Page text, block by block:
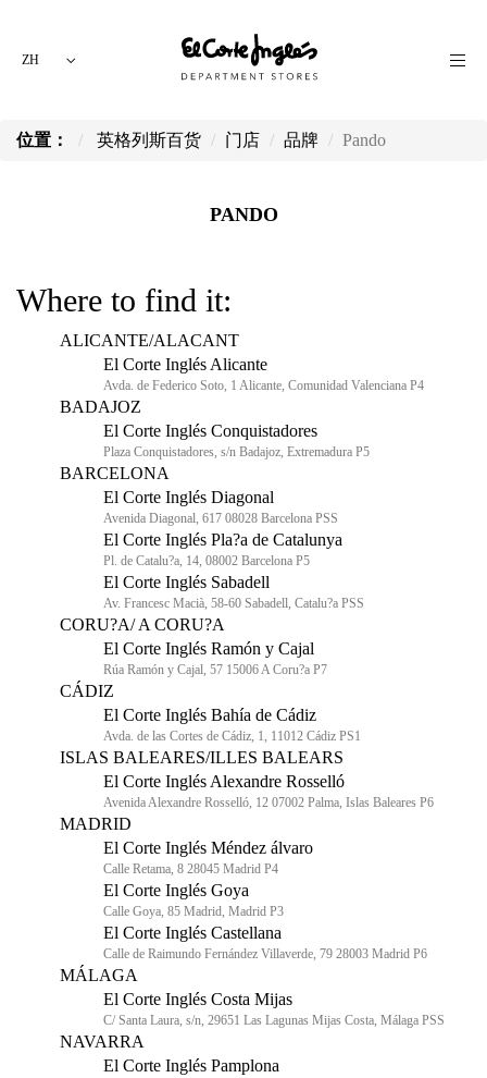
ZH
位置： 英格列斯百货 门店 品牌 Pando
PANDO
Where to find it:
ALICANTE/ALACANT
El Corte Inglés Alicante
Avda. de Federico Soto, 1 Alicante, Comunidad Valenciana P4
BADAJOZ
El Corte Inglés Conquistadores
Plaza Conquistadores, s/n Badajoz, Extremadura P5
BARCELONA
El Corte Inglés Diagonal
Avenida Diagonal, 617 08028 Barcelona PSS
El Corte Inglés Pla?a de Catalunya
Pl. de Catalu?a, 14, 08002 Barcelona P5
El Corte Inglés Sabadell
Av. Francesc Macià, 58-60 Sabadell, Catalu?a PSS
CORU?A/ A CORU?A
El Corte Inglés Ramón y Cajal
Rúa Ramón y Cajal, 57 15006 A Coru?a P7
CÁDIZ
El Corte Inglés Bahía de Cádiz
Avda. de las Cortes de Cádiz, 1, 11012 Cádiz PS1
ISLAS BALEARES/ILLES BALEARS
El Corte Inglés Alexandre Rosselló
Avenida Alexandre Rosselló, 12 07002 Palma, Islas Baleares P6
MADRID
El Corte Inglés Méndez álvaro
Calle Retama, 8 28045 Madrid P4
El Corte Inglés Goya
Calle Goya, 85 Madrid, Madrid P3
El Corte Inglés Castellana
Calle de Raimundo Fernández Villaverde, 79 28003 Madrid P6
MÁLAGA
El Corte Inglés Costa Mijas
C/ Santa Laura, s/n, 29651 Las Lagunas Mijas Costa, Málaga PSS
NAVARRA
El Corte Inglés Pamplona